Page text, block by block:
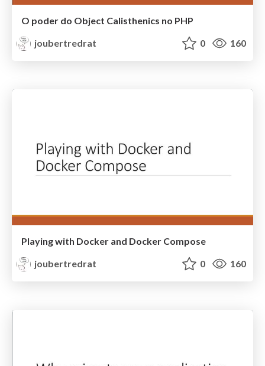
O poder do Object Calisthenics no PHP
joubertredrat
0 160
Playing with Docker and Docker Compose
joubertredrat
0 160